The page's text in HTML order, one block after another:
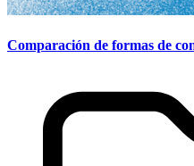
Comparación de formas de